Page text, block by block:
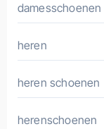
damesschoenen
heren
heren schoenen
herenschoenen